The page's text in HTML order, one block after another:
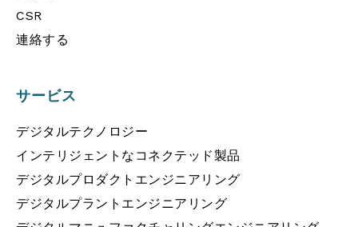
CSR
連絡する
サービス
デジタルテクノロジー
インテリジェントなコネクテッド製品
デジタルプロダクトエンジニアリング
デジタルプラントエンジニアリング